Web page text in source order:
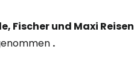
Fischer und Maxi Reisen
.